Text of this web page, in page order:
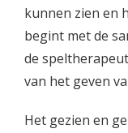
kunnen zien en
begint met de
de
van het geven
Het gezien en